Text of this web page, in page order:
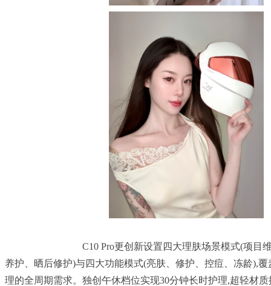
养护、晒后修护)与四大功能模式(亮肤、修护、控痘、冻龄),
理的全周期需求。独创午休档位实现30分钟长时护理,超轻材